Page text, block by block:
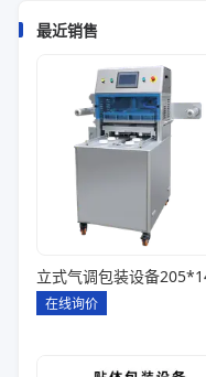
最近销售
在线询价